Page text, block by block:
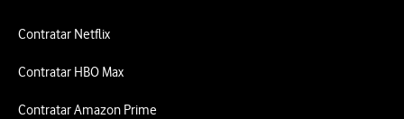
Contratar Netflix
Contratar HBO Max
Contratar Amazon Prime